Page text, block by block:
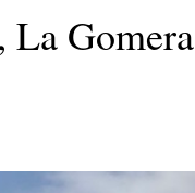
La Gomera